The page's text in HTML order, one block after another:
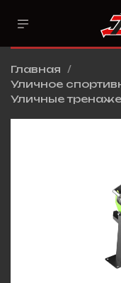
Главная
Уличное
Уличные